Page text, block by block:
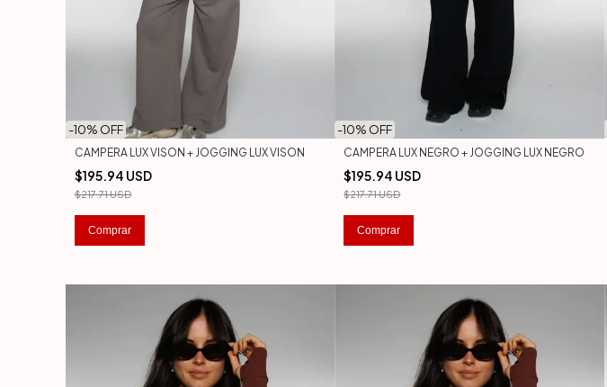
-10% OFF
CAMPERA LUX VISON + JOGGING LUX VISON
$195.94 USD
$217.71 USD
Comprar
-10% OFF
CAMPERA LUX NEGRO + JOGGING LUX NEGRO
$195.94 USD
$217.71 USD
Comprar